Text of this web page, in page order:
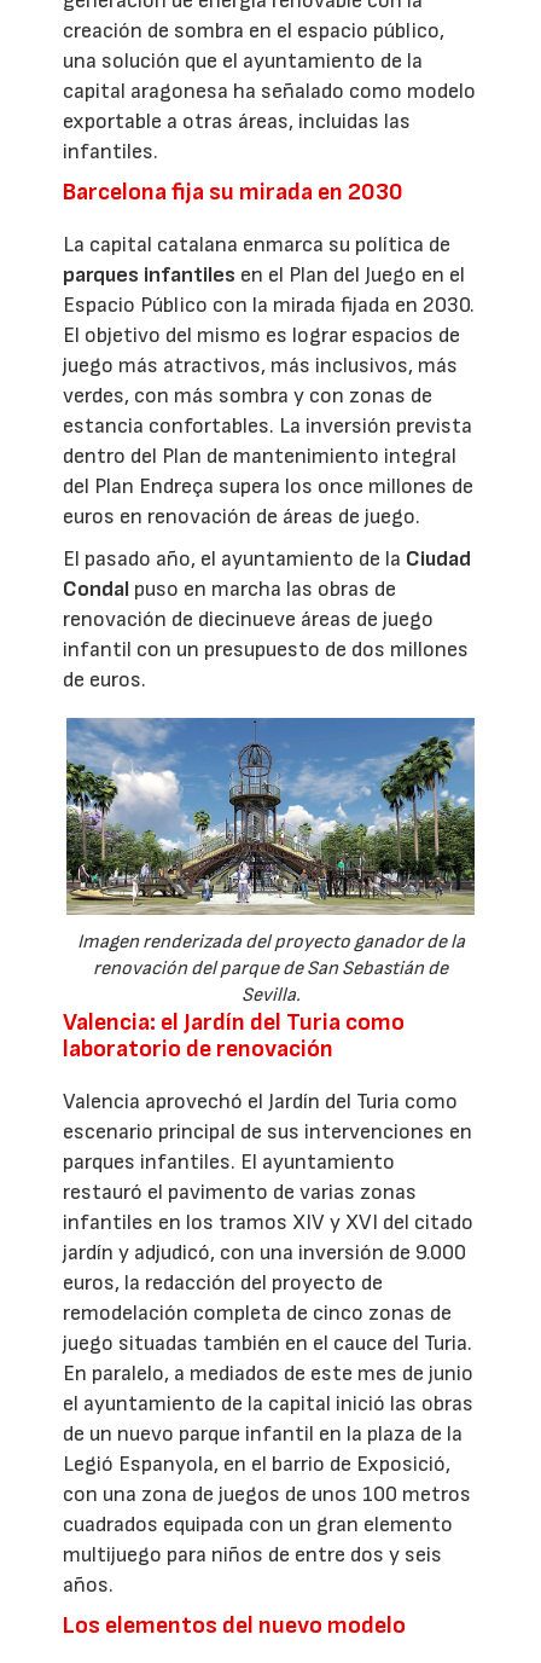
creación de sombra en el espacio público,
una solución que el ayuntamiento de la
capital aragonesa ha señalado como modelo
exportable a otras áreas, incluidas las
infantiles.
Barcelona fija su mirada en 2030
La capital catalana enmarca su política de
parques infantiles en el Plan del Juego en el
Espacio Público con la mirada fijada en 2030.
El objetivo del mismo es lograr espacios de
juego más atractivos, más inclusivos, más
verdes, con más sombra y con zonas de
estancia confortables. La inversión prevista
dentro del Plan de mantenimiento integral
del Plan Endreça supera los once millones de
euros en renovación de áreas de juego.
El pasado año, el ayuntamiento de la Ciudad
Condal puso en marcha las obras de
renovación de diecinueve áreas de juego
infantil con un presupuesto de dos millones
de euros.
Imagen renderizada del proyecto ganador de la
renovación del parque de San Sebastián de
Sevilla.
Valencia: el Jardín del Turia como
laboratorio de renovación
Valencia aprovechó el Jardín del Turia como
escenario principal de sus intervenciones en
parques infantiles. El ayuntamiento
restauró el pavimento de varias zonas
infantiles en los tramos XIV y XVI del citado
jardín y adjudicó, con una inversión de 9.000
euros, la redacción del proyecto de
remodelación completa de cinco zonas de
juego situadas también en el cauce del Turia.
En paralelo, a mediados de este mes de junio
el ayuntamiento de la capital inició las obras
de un nuevo parque infantil en la plaza de la
Legió Espanyola, en el barrio de Exposició,
con una zona de juegos de unos 100 metros
cuadrados equipada con un gran elemento
multijuego para niños de entre dos y seis
años.
Los elementos del nuevo modelo